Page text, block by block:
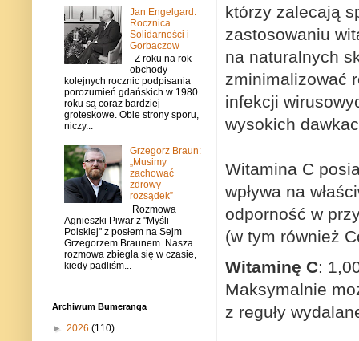
którzy zalecają
zastosowaniu
na naturalnych
zminimalizować
infekcji
wysokich
Witamina C
wpływa na
odporność w
(w tym również
Witaminę C:
Maksymalnie
z reguły
Jan Engelgard:
Rocznica
Solidarności i
Gorbaczow
Z roku na rok
obchody
kolejnych rocznic podpisania
porozumień gdańskich w 1980
roku są coraz bardziej
groteskowe. Obie strony sporu,
niczy...
Grzegorz Braun:
„Musimy
zachować
zdrowy
rozsądek”
Rozmowa
Agnieszki Piwar z "Myśli
Polskiej" z posłem na Sejm
Grzegorzem Braunem. Nasza
rozmowa zbiegła się w czasie,
kiedy padliśm...
Archiwum Bumeranga
► 2026 (110)